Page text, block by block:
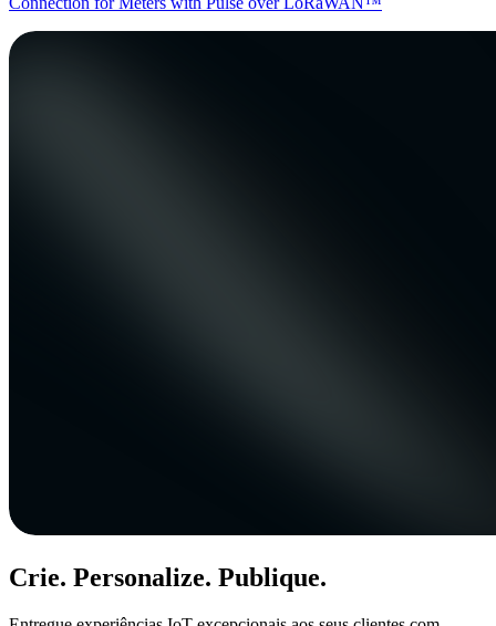
Crie. Personalize. Publique.